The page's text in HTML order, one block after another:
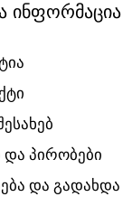
ინფორმაცია
და პირობები
და გადახდა